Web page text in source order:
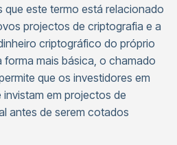
que este termo está relacionado
projectos de criptografia e a
criptográfico do próprio
forma mais básica, o chamado
que os investidores em
em projectos de
antes de serem cotados